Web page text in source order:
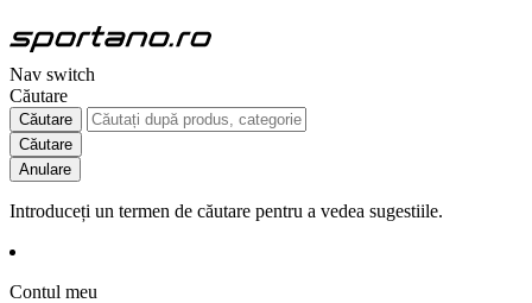
Nav switch
Căutare
Căutare
Căutare
Anulare
Introduceți un termen de căutare pentru a vedea sugestiile.
Contul meu